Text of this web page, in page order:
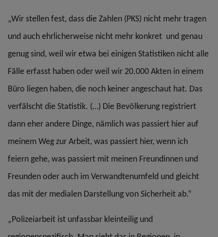
„Wir stellen fest, dass die Zahlen (PKS) nicht mehr tragen
und auch ehrlicherweise nicht mehr konkret und genau
genug sind, weil wir etwa bei einigen Statistiken nicht alle
Fälle erfasst haben oder weil wir 20.000 Akten in einem
Büro liegen haben, die noch keiner angeschaut hat. Das
verfälscht die Statistik. (…) Die Bevölkerung registriert
dann eher andere Dinge, nämlich was passiert hier auf
meinem Weg zur Arbeit, was passiert hier, wenn ich
feiern gehe, was passiert mit meinen Freundinnen und
Freunden oder auch im Verwandtenumfeld und gleicht
das mit der medialen Darstellung von Sicherheit ab.“
„Polizeiarbeit ist unfassbar kleinteilig und